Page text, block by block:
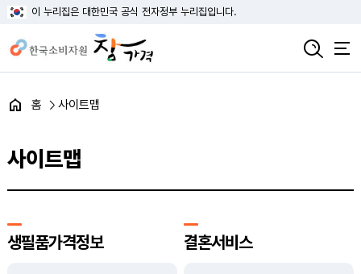
이 누리집은 대한민국 공식 전자정부 누리집입니다.
홈 사이트맵
사이트맵
생필품가격정보 결혼서비스